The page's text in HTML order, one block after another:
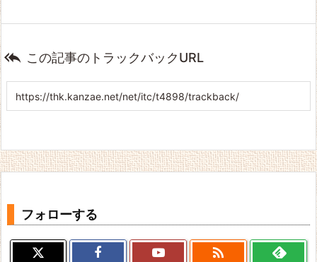
 この記事のトラックバックURL
フォローする
